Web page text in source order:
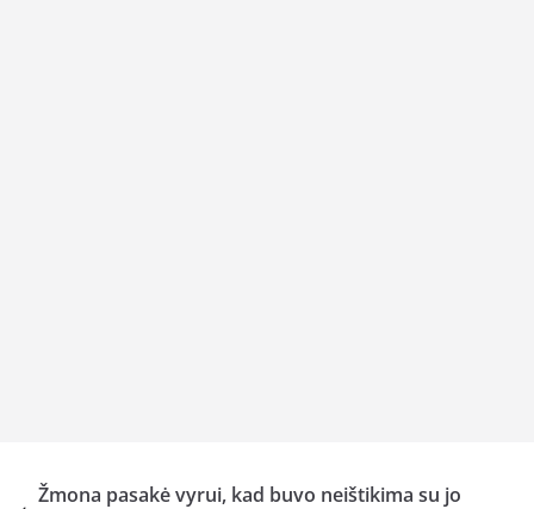
Žmona pasakė vyrui, kad buvo neištikima su jo